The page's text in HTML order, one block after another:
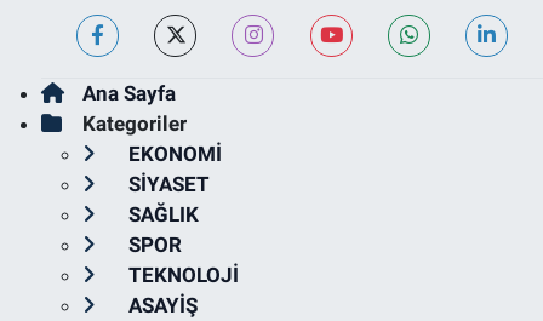
Ana Sayfa
Kategoriler
EKONOMİ
SİYASET
SAĞLIK
SPOR
TEKNOLOJİ
ASAYİŞ